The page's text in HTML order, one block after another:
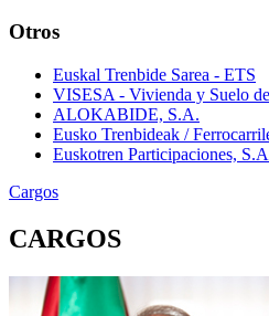
Otros
Euskal Trenbide Sarea - ETS
VISESA - Vivienda y Suelo
ALOKABIDE, S.A.
Eusko Trenbideak /
Euskotren Participaciones,
Cargos
CARGOS